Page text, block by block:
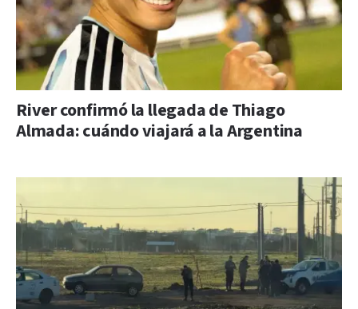
River confirmó la llegada de Thiago
Almada: cuándo viajará a la Argentina